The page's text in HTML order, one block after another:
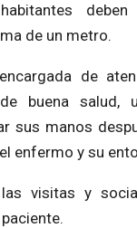
deben
de un metro.
de
buena salud,
sus manos
enfermo y su
visitas y